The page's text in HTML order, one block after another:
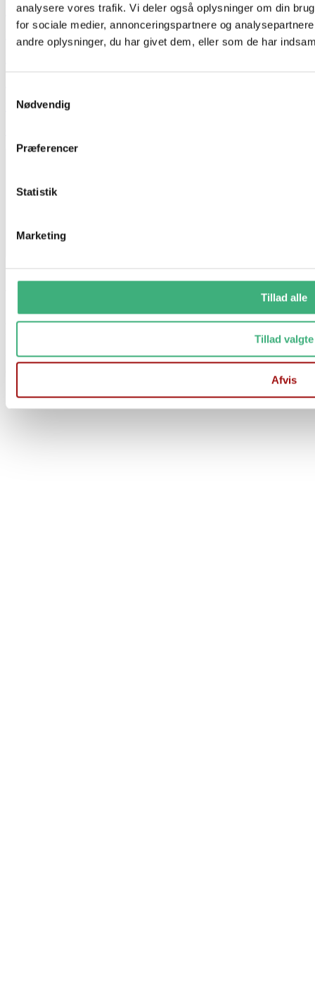
analysere vores trafik. Vi deler også oplysninger om din
for sociale medier, annonceringspartnere og
andre oplysninger, du har givet dem, eller som de har
Nødvendig
Præferencer
Statistik
Marketing
Tillad alle
Tillad valgte
Afvis
Hvem er vi
Kontakt
Persondatapolitik
Fra d. 17/7 til og med d. 1/8
Der er stadig mulighed for at afgive ordre på vores hjemmeside